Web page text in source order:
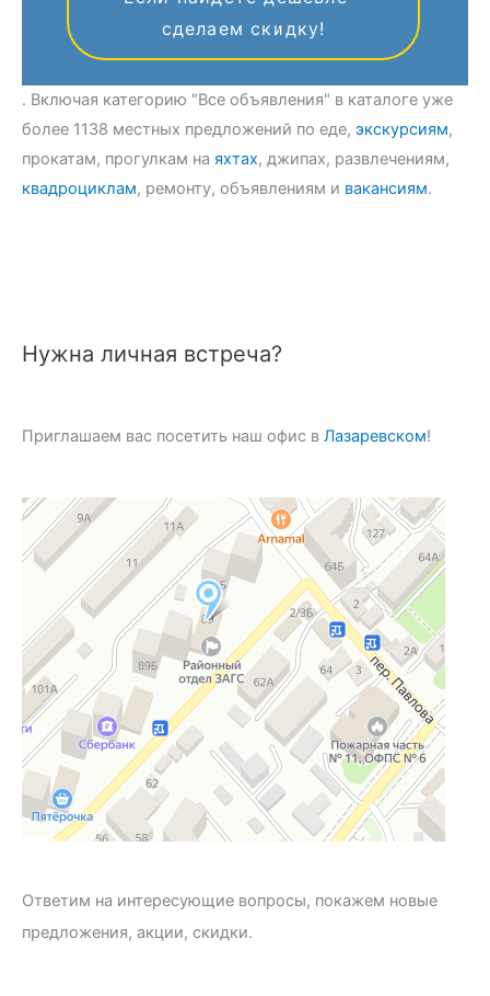
Нужна личная встреча?
Приглашаем вас посетить наш офис в Лазаревском!
Ответим на интересующие вопросы, покажем новые
предложения, акции, скидки.
сделаем скидку!
. Включая категорию "Все объявления" в каталоге уже
более 1138 местных предложений по еде, экскурсиям,
прокатам, прогулкам на яхтах, джипах, развлечениям,
квадроциклам, ремонту, объявлениям и вакансиям.